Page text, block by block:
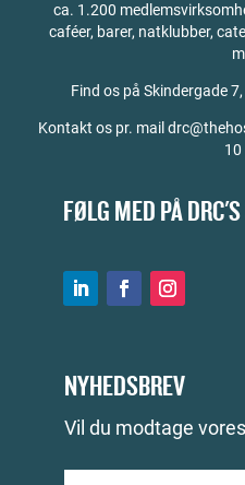
ca. 1.200
caféer, barer, natklubber,
Find os på Skindergade
Kontakt os pr. mail
10
FØLG MED PÅ
NYHEDSBREV
Vil du modtage